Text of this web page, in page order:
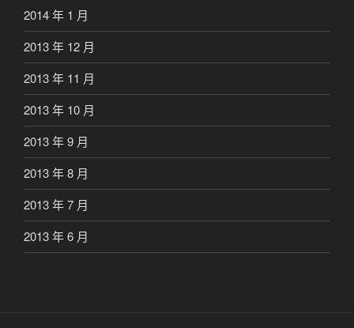
2014 年 1 月
2013 年 12 月
2013 年 11 月
2013 年 10 月
2013 年 9 月
2013 年 8 月
2013 年 7 月
2013 年 6 月